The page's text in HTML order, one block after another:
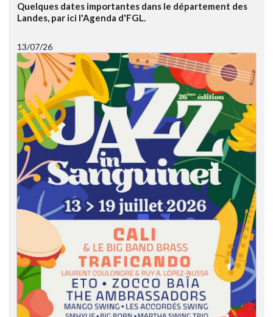
Quelques dates importantes dans le département des
Landes, par ici l'Agenda d'FGL.
13/07/26